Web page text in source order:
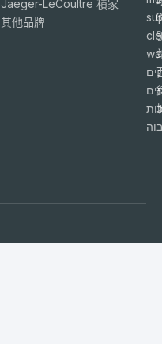
Jaeger-LeCoultre 積家
其他品牌